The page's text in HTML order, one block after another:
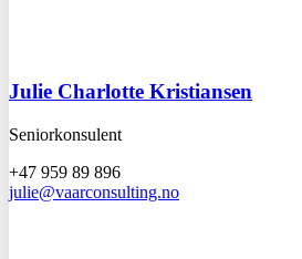
Julie Charlotte Kristiansen
Seniorkonsulent
+47 959 89 896
julie@vaarconsulting.no